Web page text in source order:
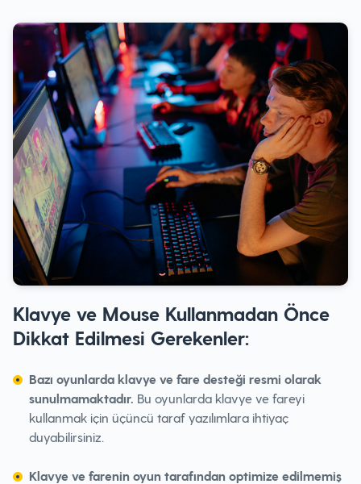
Klavye ve Mouse Kullanmadan Önce
Dikkat Edilmesi Gerekenler:
Bazı oyunlarda klavye ve fare desteği resmi olarak
sunulmamaktadır. Bu oyunlarda klavye ve fareyi
kullanmak için üçüncü taraf yazılımlara ihtiyaç
duyabilirsiniz.
Klavye ve farenin oyun tarafından optimize edilmemiş